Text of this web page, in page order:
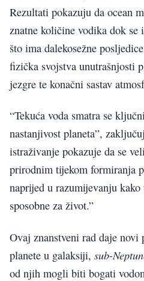
Rezultati pokazuju da ocean
znatne količine vodika dok se
što ima dalekosežne
fizička svojstva unutrašnjosti
jezgre te konačni sastav
“Tekuća voda smatra se
nastanjivost planeta”,
istraživanje pokazuje da se
prirodnim tijekom formiranja
naprijed u razumijevanju
sposobne za život.”
Ovaj znanstveni rad daje novi
planete u galaksiji, sub-
od njih mogli biti bogati